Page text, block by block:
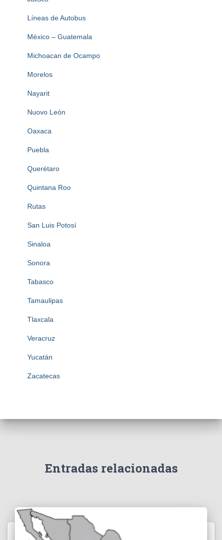
Líneas de Autobus
México – Guatemala
Michoacan de Ocampo
Morelos
Nayarit
Nuovo León
Oaxaca
Puebla
Querétaro
Quintana Roo
Rutas
San Luis Potosí
Sinaloa
Sonora
Tabasco
Tamaulipas
Tlaxcala
Veracruz
Yucatán
Zacatecas
Entradas relacionadas